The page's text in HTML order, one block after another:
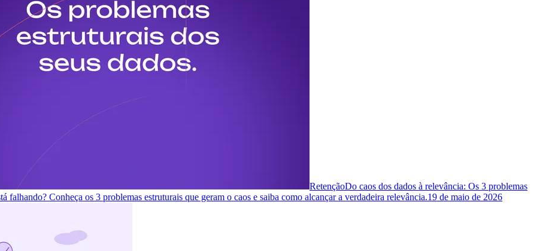
RetençãoDo caos dos dados à relevância: Os 3 problemas
falhando? Conheça os 3 problemas estruturais que geram o caos e saiba como alcançar a verdadeira relevância.19 de maio de 2026